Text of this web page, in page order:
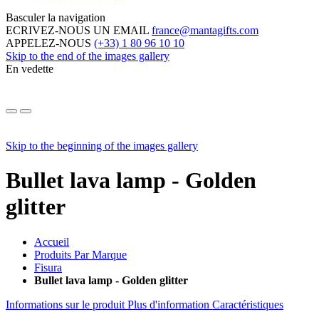
Basculer la navigation
ECRIVEZ-NOUS UN EMAIL france@mantagifts.com
APPELEZ-NOUS (+33) 1 80 96 10 10
Skip to the end of the images gallery
En vedette
Skip to the beginning of the images gallery
Bullet lava lamp - Golden
glitter
Accueil
Produits Par Marque
Fisura
Bullet lava lamp - Golden glitter
Informations sur le produit Plus d'information Caractéristiques